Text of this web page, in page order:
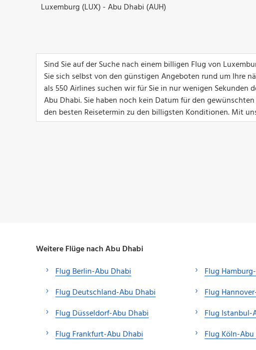
Luxemburg (LUX) - Abu Dhabi (AUH)
Sind Sie auf der Suche nach einem billigen Flug von
Sie sich selbst von den günstigen Angeboten rund um Ihre
als 550 Airlines suchen wir für Sie in nur wenigen
Abu Dhabi. Sie haben noch kein Datum für den
den besten Reisetermin zu den billigsten Konditionen. Mit
Weitere Flüge nach Abu Dhabi
Flug Berlin-Abu Dhabi
Flug Deutschland-Abu Dhabi
Flug Düsseldorf-Abu Dhabi
Flug Frankfurt-Abu Dhabi
Flug
Flug
Flug Istanbul-
Flug Köln-